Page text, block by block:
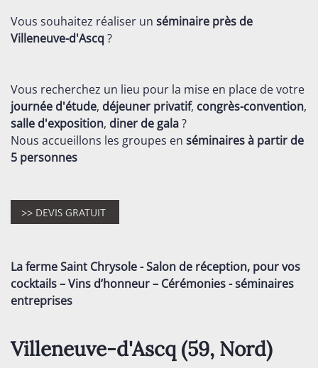
Vous souhaitez réaliser un séminaire près de
Villeneuve-d'Ascq ?
Vous recherchez un lieu pour la mise en place de votre
journée d'étude, déjeuner privatif, congrès-convention,
salle d'exposition, diner de gala?
Nous accueillons les groupes en séminairesà partir de
5 personnes
La ferme Saint Chrysole - Salon de réception, pour vos
cocktails – Vins d’honneur – Cérémonies - séminaires
entreprises
Villeneuve-d'Ascq (59, Nord)